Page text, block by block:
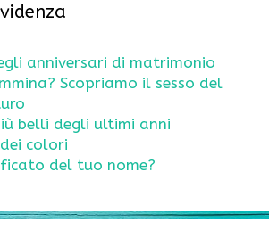
anniversari di matrimonio
Scopriamo il sesso del
belli degli ultimi anni
colori
del tuo nome?